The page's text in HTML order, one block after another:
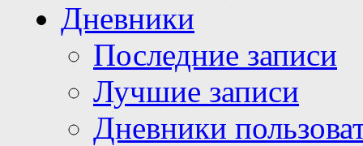
Дневники
Последние записи
Лучшие записи
Дневники